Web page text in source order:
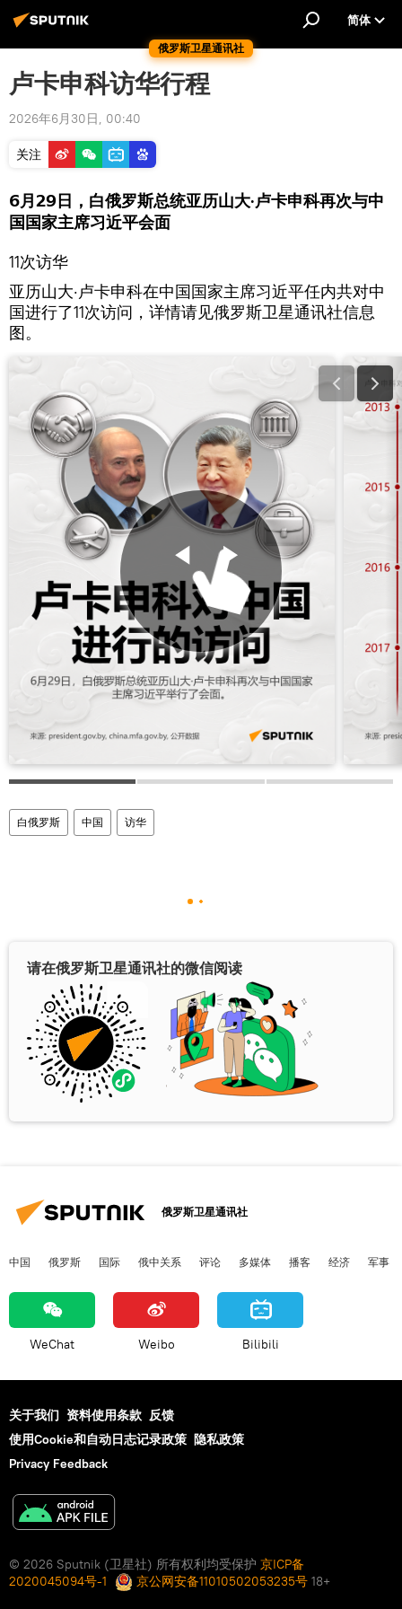
俄罗斯卫星通讯社
简体
卢卡申科访华行程
2026年6月30日, 00:40
关注
6月29日，白俄罗斯总统亚历山大·卢卡申科再次与中
国国家主席习近平会面
11次访华
亚历山大·卢卡申科在中国国家主席习近平任内共对中
国进行了11次访问，详情请见俄罗斯卫星通讯社信息
图。
白俄罗斯 中国 访华
请在俄罗斯卫星通讯社的微信阅读
俄罗斯卫星通讯社
中国 俄罗斯 国际 俄中关系 评论 多媒体 播客 经济 军事
WeChat Weibo Bilibili
关于我们 资料使用条款 反馈
使用Cookie和自动日志记录政策 隐私政策
Privacy Feedback
© 2026 Sputnik (卫星社) 所有权利均受保护 京ICP备
2020045094号-1
京公网安备11010502053235号 18+